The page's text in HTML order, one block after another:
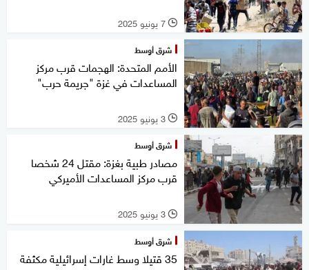
l 7 يونيو 2025
شرق أوسط
الأمم المتحدة: الهجمات قرب مركز
المساعدات في غزة "جريمة حرب"
l 3 يونيو 2025
شرق أوسط
مصادر طبية بغزة: مقتل 24 شخصا
قرب مركز المساعدات الأميركي
l 3 يونيو 2025
شرق أوسط
35 قتيلا وسط غارات إسرائيلية مكثفة